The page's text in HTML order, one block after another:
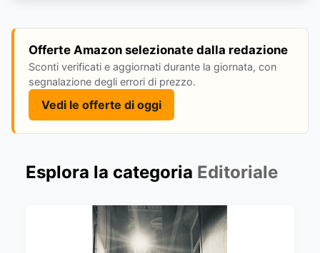
Offerte Amazon selezionate dalla redazione
Sconti verificati e aggiornati durante la giornata, con
segnalazione degli errori di prezzo.
Vedi le offerte di oggi
Esplora la categoria Editoriale